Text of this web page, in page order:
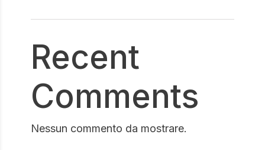
Recent
Comments
Nessun commento da mostrare.